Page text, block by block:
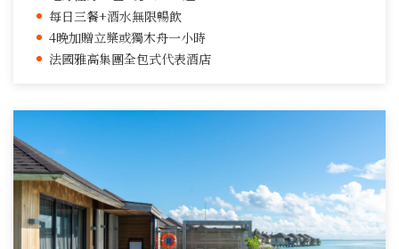
每日三餐+酒水無限暢飲
4晚加贈立槳或獨木舟一小時
法國雅高集團全包式代表酒店